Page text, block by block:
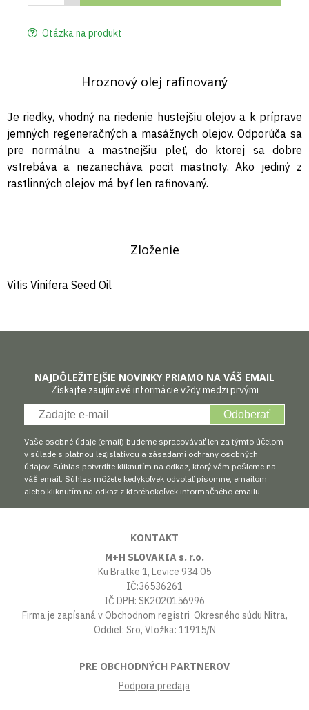
Otázka na produkt
Hroznový olej rafinovaný
Je riedky, vhodný na riedenie hustejšiu olejov a k príprave
jemných regeneračných a masážnych olejov. Odporúča sa
pre normálnu a mastnejšiu pleť, do ktorej sa dobre
vstrebáva a nezanecháva pocit mastnoty. Ako jediný z
rastlinných olejov má byť len rafinovaný.
Zloženie
Vitis Vinifera Seed Oil
NAJDÔLEŽITEJŠIE NOVINKY PRIAMO NA VÁŠ EMAIL
Získajte zaujímavé informácie vždy medzi prvými
Odoberať
Vaše osobné údaje (email) budeme spracovávať len za týmto účelom
v súlade s platnou legislatívou a zásadami ochrany osobných
údajov. Súhlas potvrdíte kliknutím na odkaz, ktorý vám pošleme na
váš email. Súhlas môžete kedykoľvek odvolať písomne, emailom
alebo kliknutím na odkaz z ktoréhokoľvek informačného emailu.
KONTAKT
M+H SLOVAKIA s. r.o.
Ku Bratke 1, Levice 934 05
IČ:36536261
IČ DPH: SK2020156996
Firma je zapísaná v Obchodnom registri Okresného súdu Nitra,
Oddiel: Sro, Vložka: 11915/N
PRE OBCHODNÝCH PARTNEROV
Podpora predaja